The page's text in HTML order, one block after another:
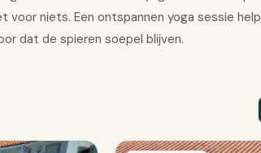
niets. Een ontspannen yoga sessie
dat de spieren soepel blijven.